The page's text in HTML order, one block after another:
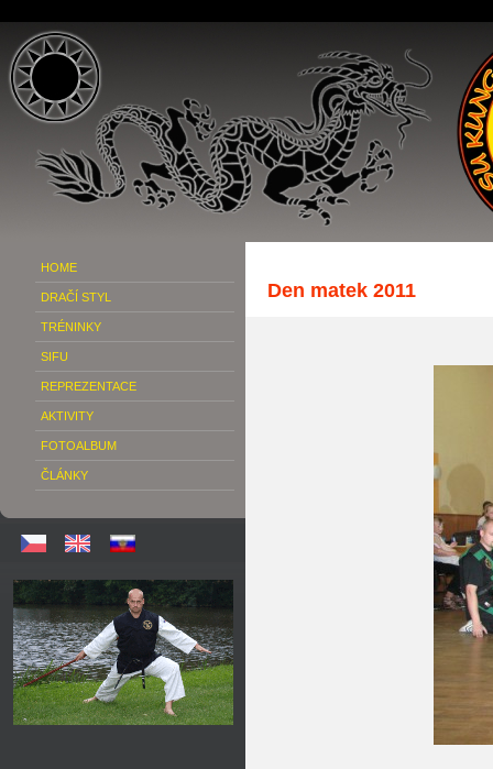
HOME
DRAČÍ STYL
TRÉNINKY
SIFU
REPREZENTACE
AKTIVITY
FOTOALBUM
ČLÁNKY
Den matek 2011